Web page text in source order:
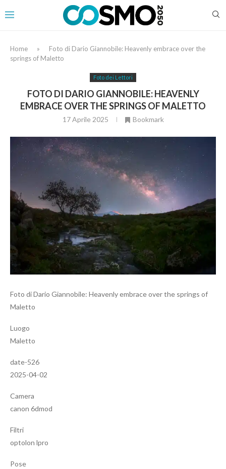
Home »
Foto di Dario Giannobile: Heavenly embrace over the
springs of Maletto
Foto dei Lettori
FOTO DI DARIO GIANNOBILE: HEAVENLY
EMBRACE OVER THE SPRINGS OF MALETTO
17 Aprile 2025 Bookmark
Foto di Dario Giannobile: Heavenly embrace over the springs of
Maletto
Luogo
Maletto
date-526
2025-04-02
Camera
canon 6dmod
Filtri
optolon lpro
Pose